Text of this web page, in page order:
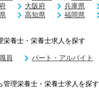
大阪府 兵庫県
高知県 福岡県
栄養士・栄養士求人を探す
員 パート・アルバイト
管理栄養士・栄養士求人を探す